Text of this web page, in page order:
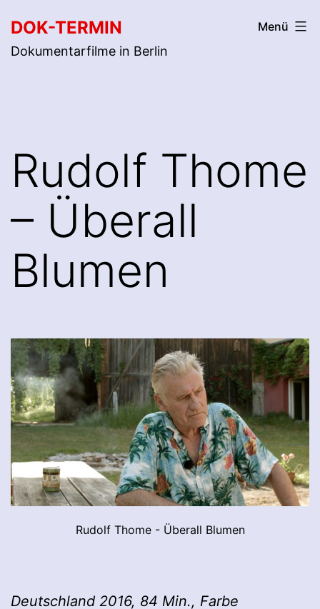
Inhalt
springen
DOK-TERMIN
Dokumentarfilme in Berlin
Menü
Rudolf Thome
– Überall
Blumen
Rudolf Thome - Überall Blumen
Deutsch­land 2016, 84 Min., Farbe